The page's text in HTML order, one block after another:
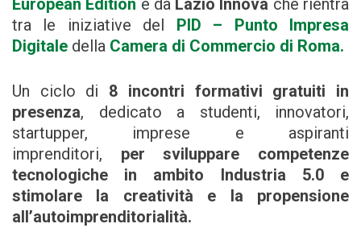
European Edition e da Lazio Innova che rientra
tra le iniziative del
PID – Punto Impresa
Digitale della Camera di Commercio di Roma.
Un ciclo di 8 incontri formativi gratuiti
in
presenza, dedicato a studenti, innovatori,
startupper, imprese e aspiranti
imprenditori, per sviluppare competenze
tecnologiche in ambito Industria 5.0 e
stimolare la creatività e la propensione
all’autoimprenditorialità.